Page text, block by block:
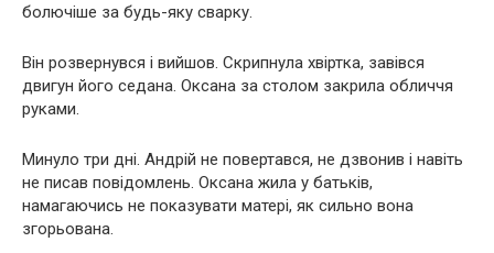
болючіше за будь-яку сварку.
Він розвернувся і вийшов. Скрипнула хвіртка, завівся
двигун його седана. Оксана за столом закрила обличчя
руками.
Минуло три дні. Андрій не повертався, не дзвонив і навіть
не писав повідомлень. Оксана жила у батьків,
намагаючись не показувати матері, як сильно вона
згорьована.